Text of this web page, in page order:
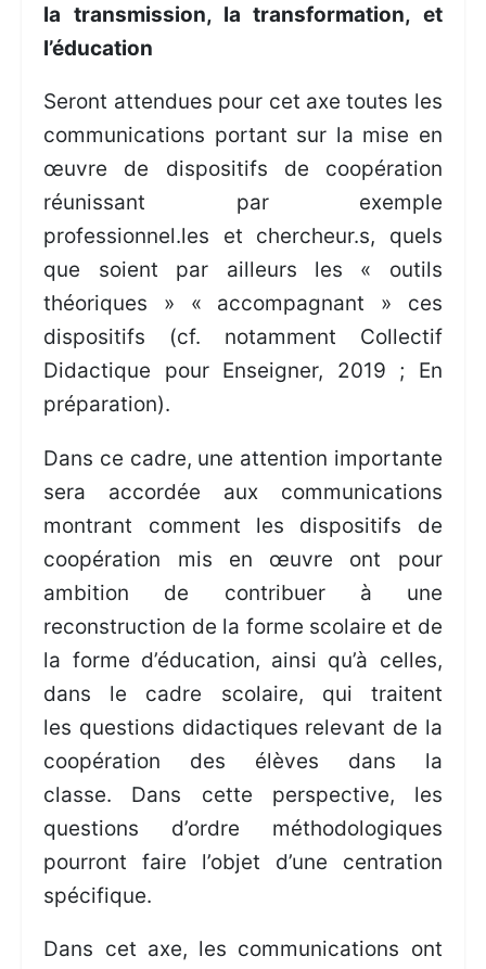
la transmission, la transformation, et
l’éducation
Seront attendues pour cet axe toutes les
communications portant sur la mise en
œuvre de dispositifs de coopération
réunissant par exemple
professionnel.les et chercheur.s, quels
que soient par ailleurs les « outils
théoriques » « accompagnant » ces
dispositifs (cf. notamment Collectif
Didactique pour Enseigner, 2019 ; En
préparation).
Dans ce cadre, une attention importante
sera accordée aux communications
montrant comment les dispositifs de
coopération mis en œuvre ont pour
ambition de contribuer à une
reconstruction de la forme scolaire et de
la forme d’éducation, ainsi qu’à celles,
dans le cadre scolaire, qui traitent
les questions didactiques relevant de la
coopération des élèves dans la
classe. Dans cette perspective, les
questions d’ordre méthodologiques
pourront faire l’objet d’une centration
spécifique.
Dans cet axe, les communications ont